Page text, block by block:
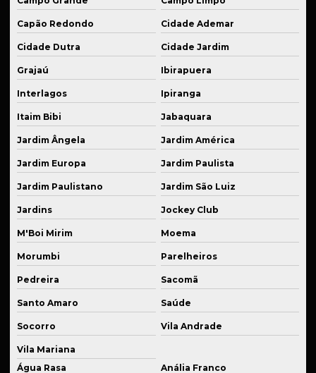
Peças para automação usinadas
Peças industriais em bronze sob medida
Peças industriais sob medida
Peças para montagem de suspensão esportiva
Peças técnicas para equipamentos
Peças usinadas para suspensão fixa
Prestação de serviço de usinagem
Produção de componentes mecânicos
Produção de flanges em alumínio anodizado
Produção de kits de suspensão personalizados
Produção de peças para agroindústria
Produção em série cnc
Recuperação de peças danificadas
Capão Redondo Cidade Ademar
Cidade Dutra Cidade Jardim
Grajaú Ibirapuera
Interlagos Ipiranga
Itaim Bibi Jabaquara
Jardim Ângela Jardim América
Jardim Europa Jardim Paulista
Jardim Paulistano Jardim São Luiz
Jardins Jockey Club
M'Boi Mirim Moema
Morumbi Parelheiros
Pedreira Sacomã
Santo Amaro Saúde
Socorro Vila Andrade
Vila Mariana
Água Rasa
Anália Franco